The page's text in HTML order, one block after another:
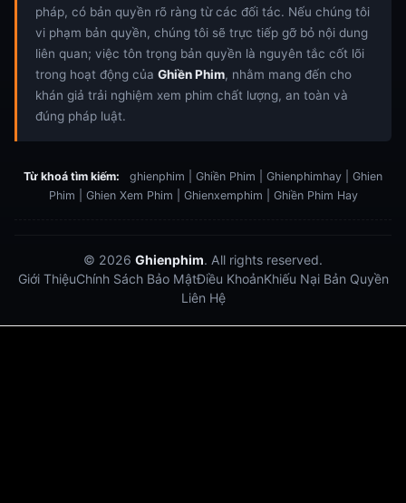
pháp, có bản quyền rõ ràng từ các đối tác. Nếu chúng tôi
vi phạm bản quyền, chúng tôi sẽ trực tiếp gỡ bỏ nội dung
liên quan; việc tôn trọng bản quyền là nguyên tắc cốt lõi
trong hoạt động của Ghiền Phim, nhằm mang đến cho
khán giả trải nghiệm xem phim chất lượng, an toàn và
đúng pháp luật.
Từ khoá tìm kiếm:
ghienphim | Ghiền Phim | Ghienphimhay | Ghien
Phim | Ghien Xem Phim | Ghienxemphim | Ghiền Phim Hay
© 2026 Ghienphim. All rights reserved.
Giới ThiệuChính Sách Bảo MậtĐiều KhoảnKhiếu Nại Bản Quyền
Liên Hệ